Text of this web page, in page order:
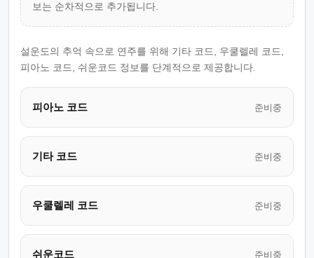
보는 순차적으로 추가됩니다.
설운도의 추억 속으로 연주를 위해 기타 코드, 우쿨렐레 코드,
피아노 코드, 쉬운코드 정보를 단계적으로 제공합니다.
피아노 코드 준비중
기타 코드 준비중
우쿨렐레 코드 준비중
쉬운코드 준비중